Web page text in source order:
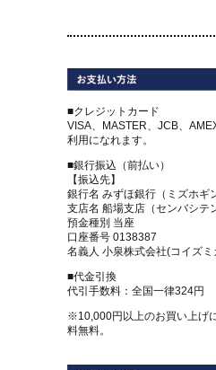
■クレジットカード
VISA、MASTER、JCB、
利用になれます。
■銀行振込（前払い）
【振込先】
銀行名 みずほ銀行（ミズホギ
支店名 船場支店（センバシテ
預金種別 当座
口座番号 0138387
名義人 小泉株式会社(コイズ
■代金引換
代引手数料：全国一律324円
※10,000円以上のお買い上げ
料無料。